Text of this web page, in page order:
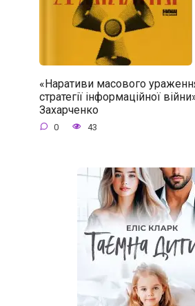
«Наративи масового
стратегії інформаційної
Захарченко
0 43